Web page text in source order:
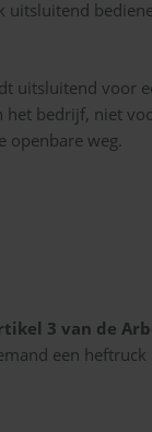
uitsluitend
uitsluitend voor
het bedrijf, niet
openbare weg.
3 van de
een heftruck